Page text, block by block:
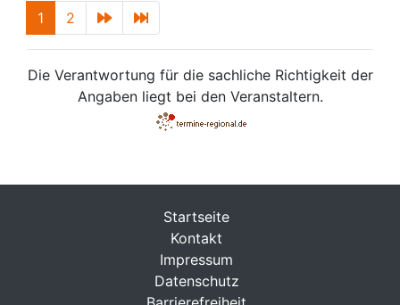
1 2
Die Verantwortung für die sachliche Richtigkeit der
Angaben liegt bei den Veranstaltern.
Startseite
Kontakt
Impressum
Datenschutz